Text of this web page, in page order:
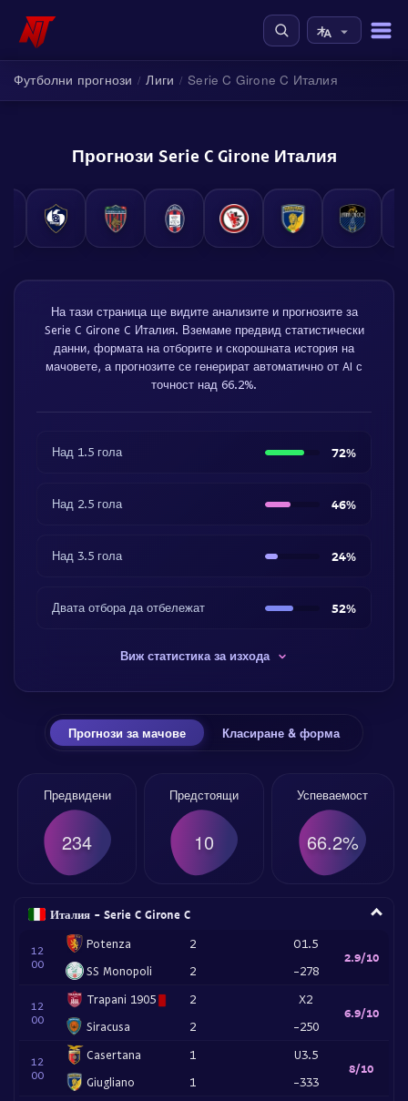
Футболни прогнози / Лиги / Serie C Girone C Италия
Прогнози Serie C Girone Италия
На тази страница ще видите анализите и прогнозите за
Serie C Girone C Италия. Вземаме предвид статистически
данни, формата на отборите и скорошната история на
мачовете, а прогнозите се генерират автоматично от AI с
точност над 66.2%.
Над 1.5 гола 72%
Над 2.5 гола 46%
Над 3.5 гола 24%
Двата отбора да отбележат 52%
Виж статистика за изхода
Прогнози за мачове Класиране & форма
Предвидени
234
Предстоящи
10
Успеваемост
66.2%
Италия - Serie C Girone C
12
00
Potenza
SS Monopoli
2
2
O1.5
-278
2.9/10
12
00
Trapani 1905
Siracusa
2
2
X2
-250
6.9/10
12
00
Casertana
Giugliano
1
1
U3.5
-333
8/10